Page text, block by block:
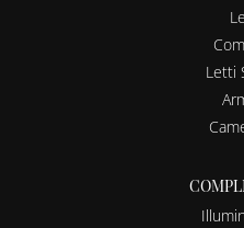
Letti